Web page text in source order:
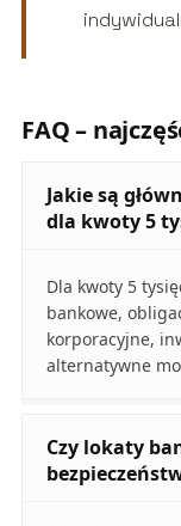
FAQ –
Jakie są
dla kwoty 5
Dla kwoty 5
bankowe,
korporacyjne,
alternatywne
Czy lokaty